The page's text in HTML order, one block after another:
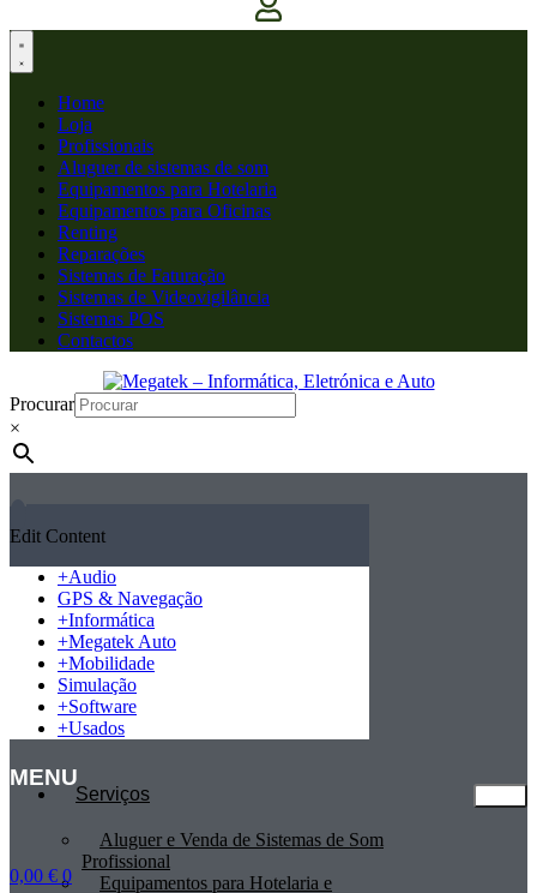
Home
Loja
Profissionais
Aluguer de sistemas de som
Equipamentos para Hotelaria
Equipamentos para Oficinas
Renting
Reparações
Sistemas de Faturação
Sistemas de Videovigilância
Sistemas POS
Contactos
Procurar
×
Edit Content
+Audio
GPS & Navegação
+Informática
+Megatek Auto
+Mobilidade
Simulação
+Software
+Usados
MENU
Serviços
Aluguer e Venda de Sistemas de Som
Profissional
Equipamentos para Hotelaria e
0,00 € 0